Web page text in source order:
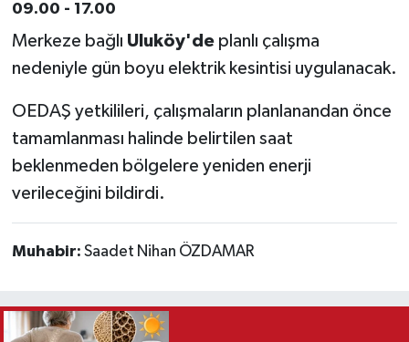
09.00 - 17.00
Merkeze bağlı Uluköy'deplanlı çalışma
nedeniyle gün boyu elektrik kesintisi uygulanacak.
OEDAŞ yetkilileri, çalışmaların planlanandan önce
tamamlanması halinde belirtilen saat
beklenmeden bölgelere yeniden enerji
verileceğini bildirdi.
Muhabir: Saadet Nihan ÖZDAMAR